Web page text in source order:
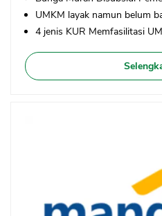
UMKM layak namun belum
4 jenis KUR Memfasilitasi